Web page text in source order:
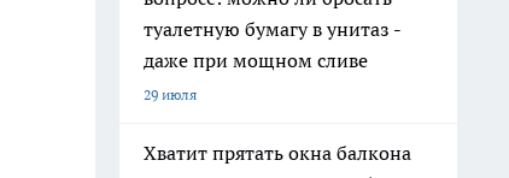
туалетную бумагу в унитаз -
даже при мощном сливе
29 июля
Хватит прятать окна балкона